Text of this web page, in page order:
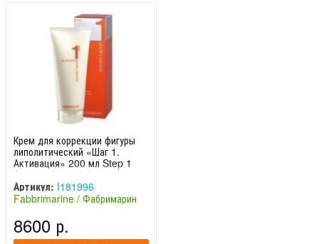
Крем для коррекции фигуры
липолитический «Шаг 1.
Активация» 200 мл Step 1
Activate Launch Li
Артикул: I181996
Fabbrimarine / Фабримарин
8600 р.